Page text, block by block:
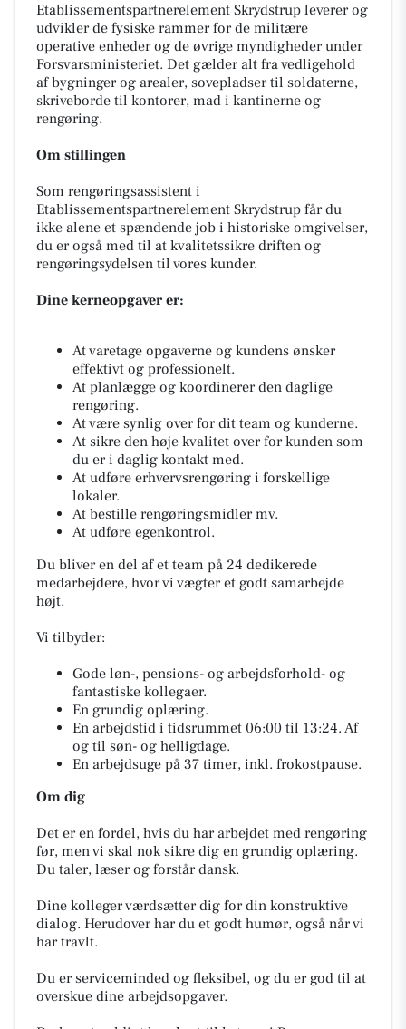
Etablissementspartnerelement Skrydstrup leverer og
udvikler de fysiske rammer for de militære
operative enheder og de øvrige myndigheder under
Forsvarsministeriet. Det gælder alt fra vedligehold
af bygninger og arealer, sovepladser til soldaterne,
skriveborde til kontorer, mad i kantinerne og
rengøring.
Om stillingen
Som rengøringsassistent i
Etablissementspartnerelement Skrydstrup får du
ikke alene et spændende job i historiske omgivelser,
du er også med til at kvalitetssikre driften og
rengøringsydelsen til vores kunder.
Dine kerneopgaver er:
At varetage opgaverne og kundens ønsker
effektivt og professionelt.
At planlægge og koordinerer den daglige
rengøring.
At være synlig over for dit team og kunderne.
At sikre den høje kvalitet over for kunden som
du er i daglig kontakt med.
At udføre erhvervsrengøring i forskellige
lokaler.
At bestille rengøringsmidler mv.
At udføre egenkontrol.
Du bliver en del af et team på 24 dedikerede
medarbejdere, hvor vi vægter et godt samarbejde
højt.
Vi tilbyder:
Gode løn-, pensions- og arbejdsforhold- og
fantastiske kollegaer.
En grundig oplæring.
En arbejdstid i tidsrummet 06:00 til 13:24. Af
og til søn- og helligdage.
En arbejdsuge på 37 timer, inkl. frokostpause.
Om dig
Det er en fordel, hvis du har arbejdet med rengøring
før, men vi skal nok sikre dig en grundig oplæring.
Du taler, læser og forstår dansk.
Dine kolleger værdsætter dig for din konstruktive
dialog. Herudover har du et godt humør, også når vi
har travlt.
Du er serviceminded og fleksibel, og du er god til at
overskue dine arbejdsopgaver.